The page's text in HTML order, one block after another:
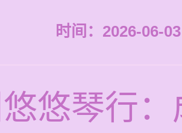
时间：2026-06-
悠琴行